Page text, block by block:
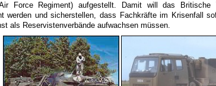
Force Regiment) aufgestellt. Damit will das Britische
werden und sicherstellen, dass Fachkräfte im Krisenfall
als Reservistenverbände aufwachsen müssen.